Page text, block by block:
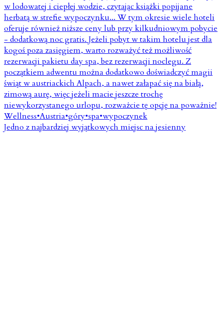
Jedno z najbardziej wyjątkowych miejsc na jesienny